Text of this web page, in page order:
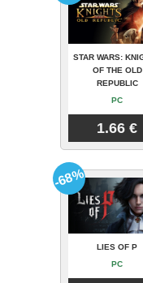
STAR WARS:
OF THE OLD
REPUBLIC
PC
1.66 €
LIES OF P
PC
-68%